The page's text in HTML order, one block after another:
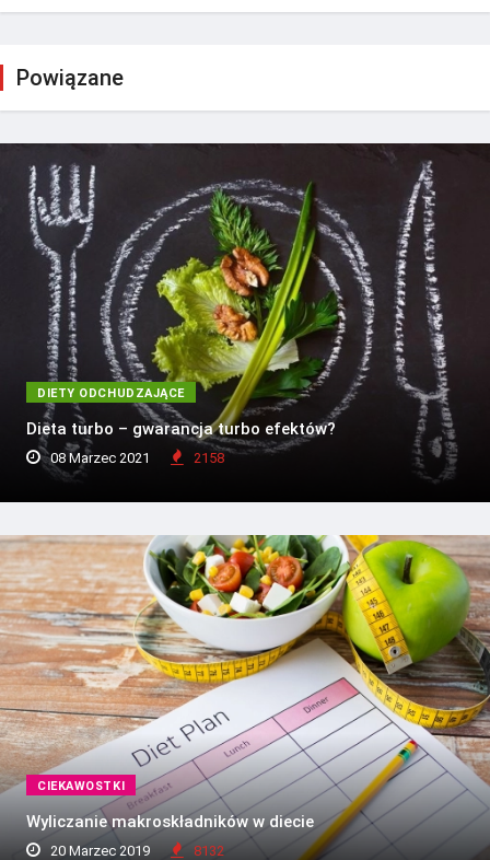
Powiązane
DIETY ODCHUDZAJĄCE
Dieta turbo – gwarancja turbo efektów?
08 Marzec 2021 2158
CIEKAWOSTKI
Wyliczanie makroskładników w diecie
20 Marzec 2019 8132